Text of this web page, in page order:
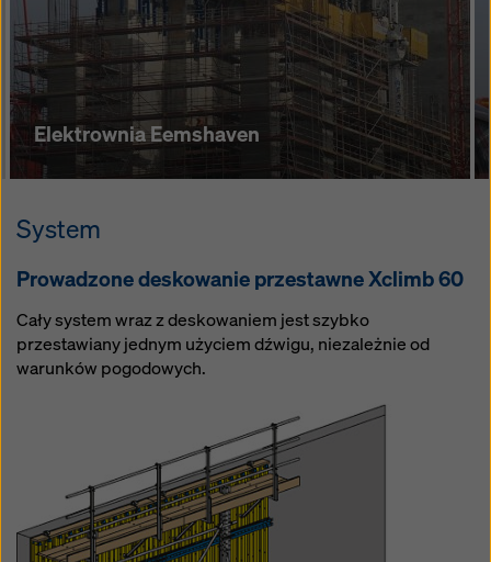
Elektrownia Eemshaven
System
Prowadzone deskowanie przestawne Xclimb 60
Cały system wraz z deskowaniem jest szybko
przestawiany jednym użyciem dźwigu, niezależnie od
warunków pogodowych.